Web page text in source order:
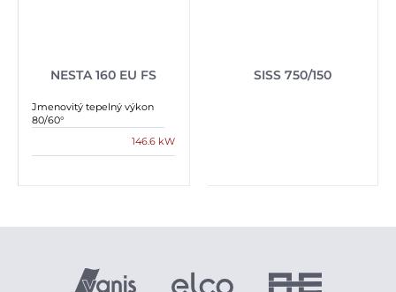
NESTA 160 EU FS
Jmenovitý tepelný výkon
80/60°
146.6 kW
SISS 750/150